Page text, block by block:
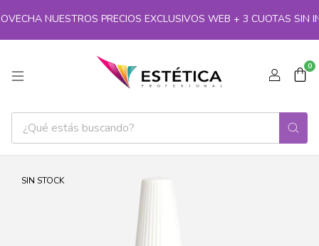
NUESTROS PRECIOS EXCLUSIVOS WEB + 3 CUOTAS SIN
0
SIN STOCK